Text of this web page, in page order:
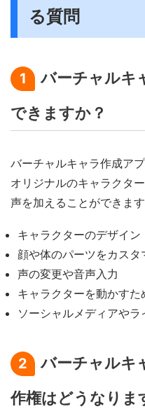
る質問
1
バーチャルキ
できますか？
バーチャルキャラ作成ア
オリジナルのキャラクタ
声を加えることができま
キャラクターのデザイン
顔や体のパーツをカスタ
声の変更や音声入力
キャラクターを動かす
ソーシャルメディアや
2
バーチャルキ
作権はどうなりま